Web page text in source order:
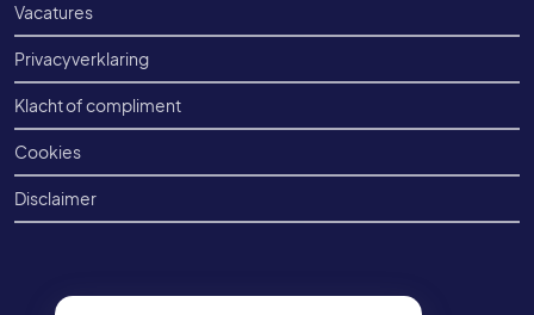
Vacatures
Privacyverklaring
Klacht of compliment
Cookies
Disclaimer